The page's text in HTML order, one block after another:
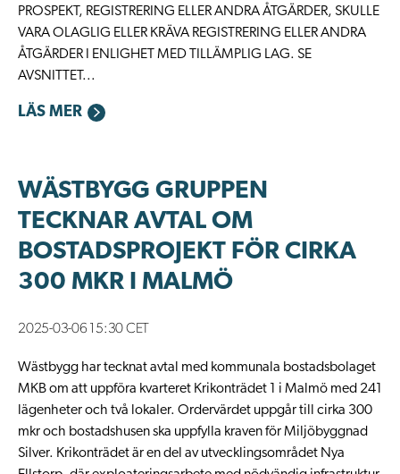
PROSPEKT, REGISTRERING ELLER ANDRA ÅTGÄRDER, SKULLE
VARA OLAGLIG ELLER KRÄVA REGISTRERING ELLER ANDRA
ÅTGÄRDER I ENLIGHET MED TILLÄMPLIG LAG. SE
AVSNITTET...
LÄS MER
WÄSTBYGG GRUPPEN
TECKNAR AVTAL OM
BOSTADSPROJEKT FÖR CIRKA
300 MKR I MALMÖ
2025-03-06 15:30 CET
Wästbygg har tecknat avtal med kommunala bostadsbolaget
MKB om att uppföra kvarteret Krikonträdet 1 i Malmö med 241
lägenheter och två lokaler. Ordervärdet uppgår till cirka 300
mkr och bostadshusen ska uppfylla kraven för Miljöbyggnad
Silver. Krikonträdet är en del av utvecklingsområdet Nya